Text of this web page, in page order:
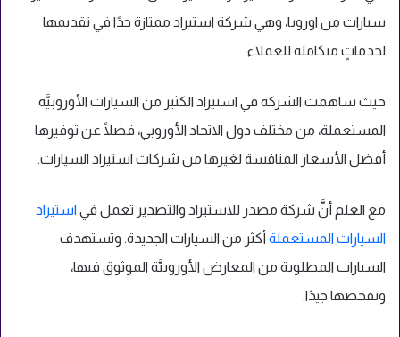
سيارات من اوروبا، وهي شركة استيراد ممتازة جدًا في تقديمها
لخدماتٍ متكاملة للعملاء.
حيث ساهمت الشركة في استيراد الكثير من السيارات الأوروبيَّة
المستعملة، من مختلف دول الاتحاد الأوروبي، فضلًا عن توفيرها
أفضل الأسعار المنافسة لغيرها من شركات استيراد السيارات.
مع العلم أنَّ شركة مصدر للاستيراد والتصدير تعمل فياستيراد
السيارات المستعملة أكثر من السيارات الجديدة. وتستهدف
السيارات المطلوبة من المعارض الأوروبيَّة الموثوق فيها،
وتفحصها جيدًا.